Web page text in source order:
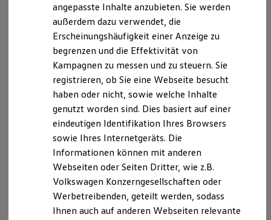
Multistop Pathfinder
Übersicht Software Updates
Hilfreiches für Besitzer
Digitales Bordbuch
Fahrerassistenz- und Sicherheitssysteme
Kontrollleuchten
Kurzfahrprofile und Ölverdünnung
Batterieverordnung
XTL-Dieselkraftstoff
Ersatzteile und Betriebsflüssigkeiten
Original Zubehör und Lifestyle Produkte
myVolkswagen
myVolkswagen Business
Elektrisch & Autonom
Elektro - & Hybridfahrzeuge
Klimafreundlicher Strom
Reichweite & Ladelösungen
Reichweitensimulator
angepasste Inhalte anzubieten. Sie werden
außerdem dazu verwendet, die
Erscheinungshäufigkeit einer Anzeige zu
begrenzen und die Effektivität von
Kampagnen zu messen und zu steuern. Sie
registrieren, ob Sie eine Webseite besucht
haben oder nicht, sowie welche Inhalte
genutzt worden sind. Dies basiert auf einer
eindeutigen Identifikation Ihres Browsers
sowie Ihres Internetgeräts. Die
Informationen können mit anderen
Webseiten oder Seiten Dritter, wie z.B.
Volkswagen Konzerngesellschaften oder
Werbetreibenden, geteilt werden, sodass
Ihnen auch auf anderen Webseiten relevante